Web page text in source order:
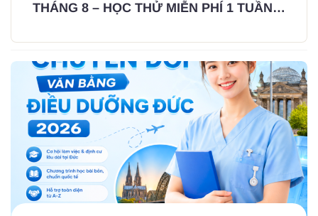
THÁNG 8 – HỌC THỬ MIỄN PHÍ 1 TUẦN,
GỐC